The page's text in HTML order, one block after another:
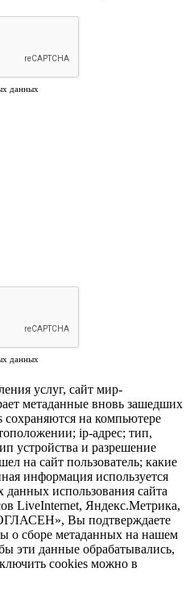
данных
данных
услуг, сайт мир-
метаданные вновь зашедших
на компьютере
ip-адрес; тип,
устройства и разрешение
на сайт пользователь; какие
информация используется
данных использования сайта
LiveInternet, Яндекс.Метрика,
Вы подтверждаете
о сборе метаданных на нашем
эти данные обрабатывались,
cookies можно в